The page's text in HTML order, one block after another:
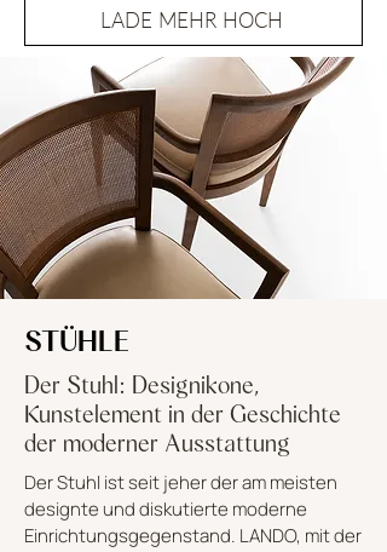
LADE MEHR HOCH
STÜHLE
Der Stuhl: Designikone,
Kunstelement in der Geschichte
der moderner Ausstattung
Der Stuhl ist seit jeher der am meisten
designte und diskutierte moderne
Einrichtungsgegenstand. LANDO, mit der